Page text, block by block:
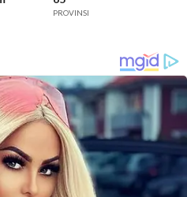
PROVINSI